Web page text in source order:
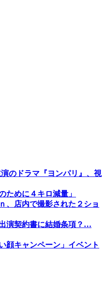
のドラマ『ヨンパリ』、視
ために４キロ減量」
、店内で撮影された２ショ
演契約書に結婚条項？…
顔キャンペーン」イベント